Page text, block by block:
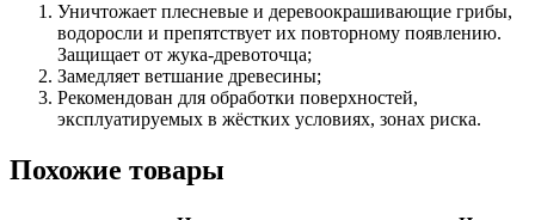
Уничтожает плесневые и деревоокрашивающие грибы,
водоросли и препятствует их повторному появлению.
Защищает от жука-древоточца;
Замедляет ветшание древесины;
Рекомендован для обработки поверхностей,
эксплуатируемых в жёстких условиях, зонах риска.
Похожие товары